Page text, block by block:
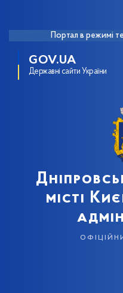
Портал в режимі
GOV.UA
Державні сайти України
місті